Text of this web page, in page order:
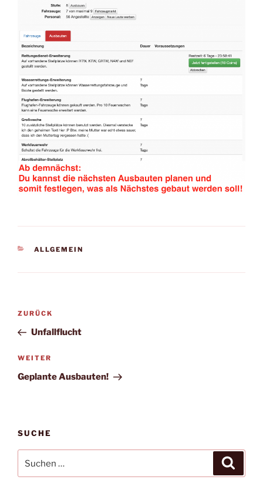
KATEGORIEN
ALLGEMEIN
Beitragsnavigation
Vorheriger
Beitrag
ZURÜCK
Unfallflucht
Nächster
Beitrag
WEITER
Geplante Ausbauten!
SUCHE
nach: